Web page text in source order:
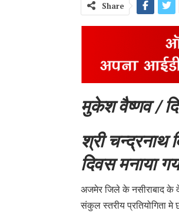
Share
मुकेश वैष्णव /
श्री चन्द्रनाथ
दिवस मनाया
अजमेर जिले के नसीराबाद के
संकुल स्तरीय प्रतियोगिता मे